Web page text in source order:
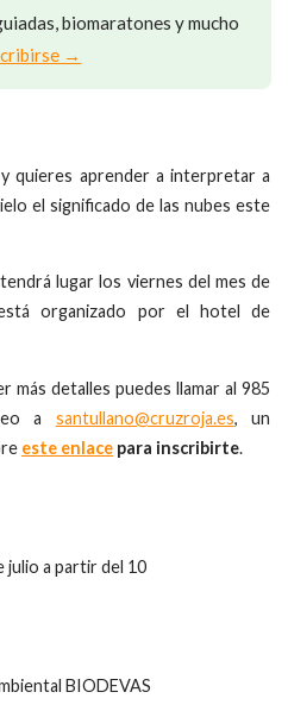
biomaratones y mucho
→
quieres aprender a interpretar a
el significado de las nubes este
lugar los viernes del mes de
organizado por el hotel de
más detalles puedes llamar al 985
asantullano@cruzroja.es, un
este enlace para inscribirte.
julio a partir del 10
BIODEVAS